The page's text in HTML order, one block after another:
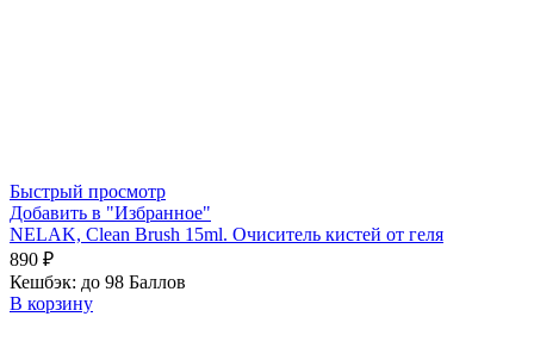
Быстрый просмотр
Добавить в "Избранное"
NELAK, Clean Brush 15ml. Очиситель кистей от геля
890 ₽
Кешбэк: до 98 Баллов
В корзину